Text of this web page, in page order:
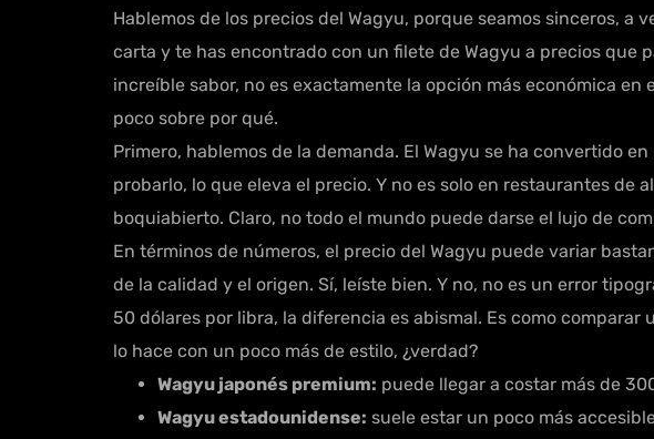
Hablemos de los precios del Wagyu, porque seamos sinceros,
carta y te has encontrado con un filete de Wagyu a precios que
increíble sabor, no es exactamente la opción más económica
poco sobre por qué.
Primero, hablemos de la demanda. El Wagyu se ha convertido
probarlo, lo que eleva el precio. Y no es solo en restaurantes
boquiabierto. Claro, no todo el mundo puede darse el lujo de
En términos de números, el precio del Wagyu puede variar
de la calidad y el origen. Sí, leíste bien. Y no, no es un error
50 dólares por libra, la diferencia es abismal. Es como
lo hace con un poco más de estilo, ¿verdad?
Wagyu japonés premium: puede llegar a costar más de
Wagyu estadounidense: suele estar un poco más